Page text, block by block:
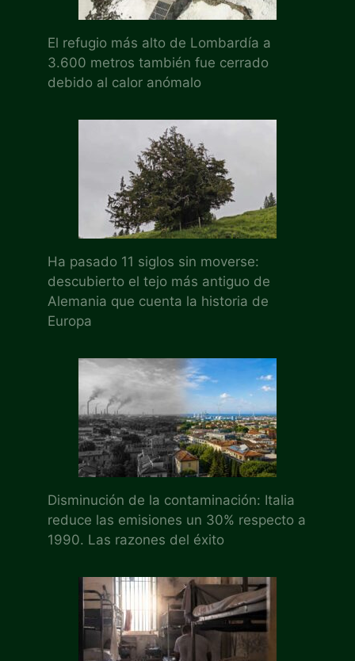
El refugio más alto de Lombardía a
3.600 metros también fue cerrado
debido al calor anómalo
Ha pasado 11 siglos sin moverse:
descubierto el tejo más antiguo de
Alemania que cuenta la historia de
Europa
Disminución de la contaminación: Italia
reduce las emisiones un 30% respecto a
1990. Las razones del éxito